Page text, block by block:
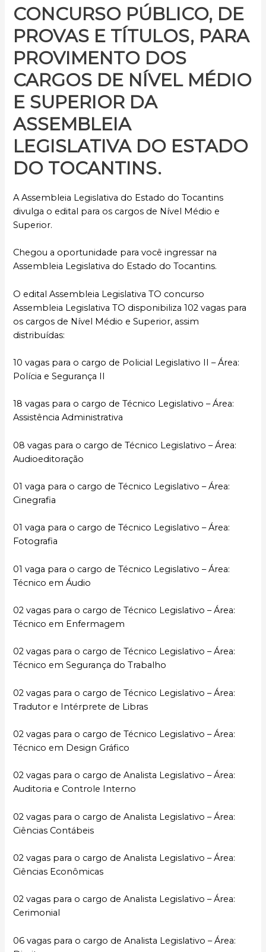
CONCURSO PÚBLICO, DE
PROVAS E TÍTULOS, PARA
PROVIMENTO DOS
CARGOS DE NÍVEL MÉDIO
E SUPERIOR DA
ASSEMBLEIA
LEGISLATIVA DO ESTADO
DO TOCANTINS.
A Assembleia Legislativa do Estado do Tocantins
divulga o edital para os cargos de Nível Médio e
Superior.
Chegou a oportunidade para você ingressar na
Assembleia Legislativa do Estado do Tocantins.
O edital Assembleia Legislativa TO concurso
Assembleia Legislativa TO disponibiliza 102 vagas para
os cargos de Nível Médio e Superior, assim
distribuídas:
10 vagas para o cargo de Policial Legislativo II – Área:
Polícia e Segurança II
18 vagas para o cargo de Técnico Legislativo – Área:
Assistência Administrativa
08 vagas para o cargo de Técnico Legislativo – Área:
Audioeditoração
01 vaga para o cargo de Técnico Legislativo – Área:
Cinegrafia
01 vaga para o cargo de Técnico Legislativo – Área:
Fotografia
01 vaga para o cargo de Técnico Legislativo – Área:
Técnico em Áudio
02 vagas para o cargo de Técnico Legislativo – Área:
Técnico em Enfermagem
02 vagas para o cargo de Técnico Legislativo – Área:
Técnico em Segurança do Trabalho
02 vagas para o cargo de Técnico Legislativo – Área:
Tradutor e Intérprete de Libras
02 vagas para o cargo de Técnico Legislativo – Área:
Técnico em Design Gráfico
02 vagas para o cargo de Analista Legislativo – Área:
Auditoria e Controle Interno
02 vagas para o cargo de Analista Legislativo – Área:
Ciências Contábeis
02 vagas para o cargo de Analista Legislativo – Área:
Ciências Econômicas
02 vagas para o cargo de Analista Legislativo – Área:
Cerimonial
06 vagas para o cargo de Analista Legislativo – Área: